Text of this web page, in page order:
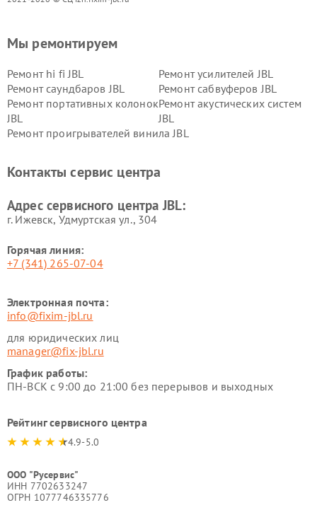
Мы ремонтируем
Ремонт hi fi JBL
Ремонт усилителей JBL
Ремонт саундбаров JBL
Ремонт сабвуферов JBL
Ремонт портативных колонок
JBL
Ремонт акустических систем
JBL
Ремонт проигрывателей винила JBL
Контакты сервис центра
Адрес сервисного центра JBL:
г. Ижевск, Удмуртская ул., 304
Горячая линия:
+7 (341) 265-07-04
Электронная почта:
info@fixim-jbl.ru
для юридических лиц
manager@fix-jbl.ru
График работы:
ПН-ВСК с 9:00 до 21:00 без перерывов и выходных
Рейтинг сервисного центра
4.9-5.0
ООО "Русервис"
ИНН 7702633247
ОГРН 1077746335776